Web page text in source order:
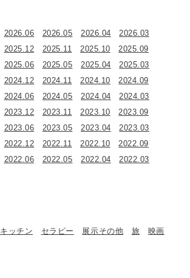
2026.06 2026.05 2026.04
2026.03
2025.12 2025.11 2025.10
2025.09
2025.06 2025.05 2025.04
2025.03
2024.12 2024.11 2024.10
2024.09
2024.06 2024.05 2024.04
2024.03
2023.12 2023.11 2023.10
2023.09
2023.06 2023.05 2023.04
2023.03
2022.12 2022.11 2022.10
2022.09
2022.06 2022.05 2022.04
2022.03
キッチン セラピー 展示その他 旅
映画